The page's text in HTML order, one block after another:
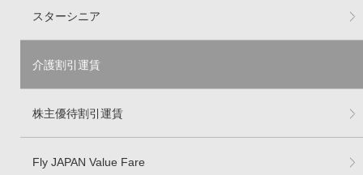
スターシニア
介護割引運賃
株主優待割引運賃
Fly JAPAN Value Fare